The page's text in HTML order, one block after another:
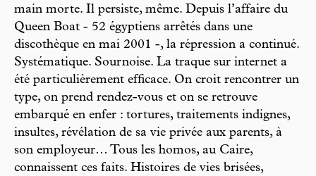
main morte. Il persiste, même. Depuis l’affaire du
Queen Boat - 52 égyptiens arrêtés dans une
discothèque en mai 2001 -, la répression a continué.
Systématique. Sournoise. La traque sur internet a
été particulièrement efficace. On croit rencontrer un
type, on prend rendez-vous et on se retrouve
embarqué en enfer : tortures, traitements indignes,
insultes, révélation de sa vie privée aux parents, à
son employeur… Tous les homos, au Caire,
connaissent ces faits. Histoires de vies brisées,